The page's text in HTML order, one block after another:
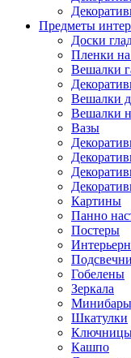
Предметы
Доски
Пленки на
Вешалки
Вешалки
Вешалки
Вазы
Картины
Панно
Постеры
Гобелены
Зеркала
Минибары
Шкатулки
Кашпо